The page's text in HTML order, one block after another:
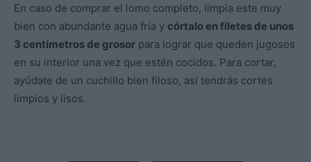
En caso de comprar el lomo completo, limpia este muy
bien con abundante agua fría y córtalo en filetes de unos
3 centímetros de grosor para lograr que queden jugosos
en su interior una vez que estén cocidos. Para cortar,
ayúdate de un cuchillo bien filoso, así tendrás cortes
limpios y lisos.